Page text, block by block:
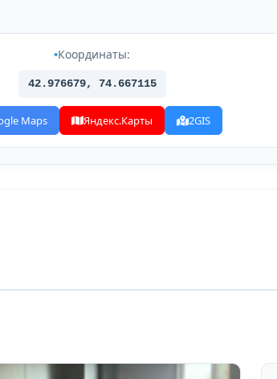
Координаты:
42.976679, 74.667115
Maps Яндекс.Карты 2GIS